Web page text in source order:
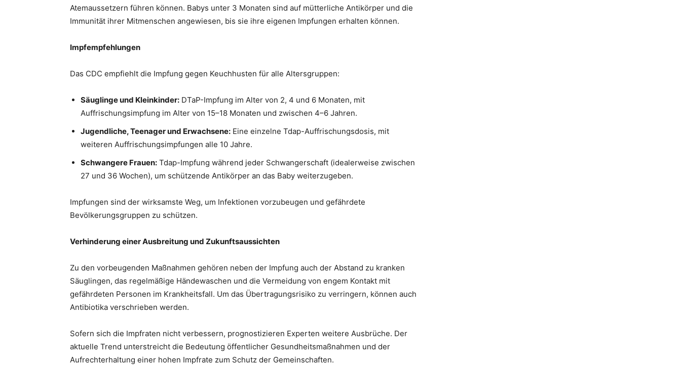
Atemaussetzern führen können. Babys unter 3 Monaten sind auf mütterliche Antikörper und die
Immunität ihrer Mitmenschen angewiesen, bis sie ihre eigenen Impfungen erhalten können.
Impfempfehlungen
Das CDC empfiehlt die Impfung gegen Keuchhusten für alle Altersgruppen:
Säuglinge und Kleinkinder: DTaP-Impfung im Alter von 2, 4 und 6 Monaten, mit
Auffrischungsimpfung im Alter von 15–18 Monaten und zwischen 4–6 Jahren.
Jugendliche, Teenager und Erwachsene: Eine einzelne Tdap-Auffrischungsdosis, mit
weiteren Auffrischungsimpfungen alle 10 Jahre.
Schwangere Frauen: Tdap-Impfung während jeder Schwangerschaft (idealerweise zwischen
27 und 36 Wochen), um schützende Antikörper an das Baby weiterzugeben.
Impfungen sind der wirksamste Weg, um Infektionen vorzubeugen und gefährdete
Bevölkerungsgruppen zu schützen.
Verhinderung einer Ausbreitung und Zukunftsaussichten
Zu den vorbeugenden Maßnahmen gehören neben der Impfung auch der Abstand zu kranken
Säuglingen, das regelmäßige Händewaschen und die Vermeidung von engem Kontakt mit
gefährdeten Personen im Krankheitsfall. Um das Übertragungsrisiko zu verringern, können auch
Antibiotika verschrieben werden.
Sofern sich die Impfraten nicht verbessern, prognostizieren Experten weitere Ausbrüche. Der
aktuelle Trend unterstreicht die Bedeutung öffentlicher Gesundheitsmaßnahmen und der
Aufrechterhaltung einer hohen Impfrate zum Schutz der Gemeinschaften.